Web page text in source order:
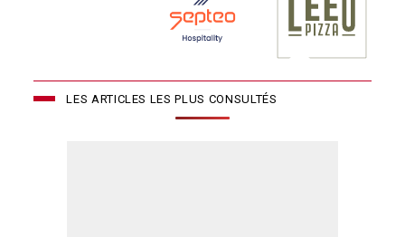
LES ARTICLES LES PLUS CONSULTÉS